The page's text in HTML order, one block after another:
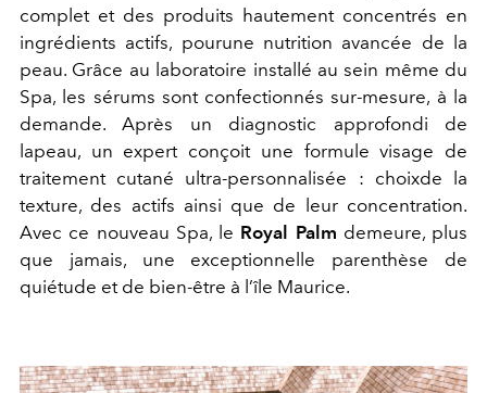
complet et des produits hautement concentrés en
ingrédients actifs, pourune nutrition avancée de la
peau. Grâce au laboratoire installé au sein même du
Spa, les sérums sont confectionnés sur-mesure, à la
demande. Après un diagnostic approfondi de
lapeau, un expert conçoit une formule visage de
traitement cutané ultra-personnalisée : choixde la
texture, des actifs ainsi que de leur concentration.
Avec ce nouveau Spa, le Royal Palm demeure, plus
que jamais, une exceptionnelle parenthèse de
quiétude et de bien-être à l’île Maurice.